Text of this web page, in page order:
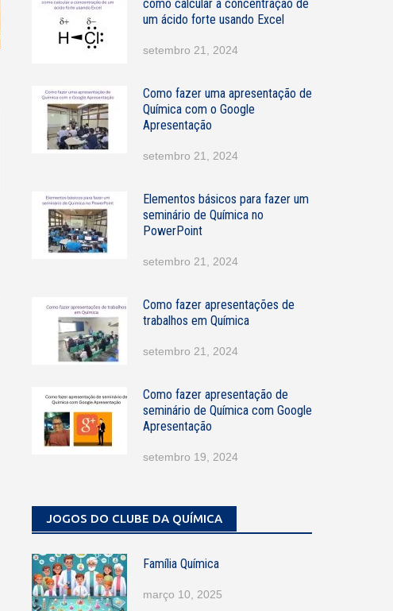
m
como calcular a concentração de
um ácido forte usando Excel
setembro 21, 2024
Como fazer uma apresentação de
Química com o Google
Apresentação
setembro 21, 2024
Elementos básicos para fazer um
seminário de Química no
PowerPoint
setembro 21, 2024
Como fazer apresentações de
trabalhos em Química
setembro 21, 2024
Como fazer apresentação de
seminário de Química com Google
Apresentação
setembro 19, 2024
JOGOS DO CLUBE DA QUÍMICA
Família Química
março 10, 2025